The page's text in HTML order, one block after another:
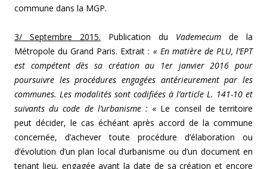
commune dans la MGP.
3/ Septembre 2015. Publication du Vademecum de la
Métropole du Grand Paris. Extrait : « En matière de PLU, l’EPT
est compétent dès sa création au 1er janvier 2016 pour
poursuivre les procédures engagées antérieurement par les
communes. Les modalités sont codifiées à l’article L. 141-10 et
suivants du code de l’urbanisme : « Le conseil de territoire
peut décider, le cas échéant après accord de la commune
concernée, d’achever toute procédure d’élaboration ou
d’évolution d’un plan local d’urbanisme ou d’un document en
tenant lieu, engagée avant la date de sa création et encore